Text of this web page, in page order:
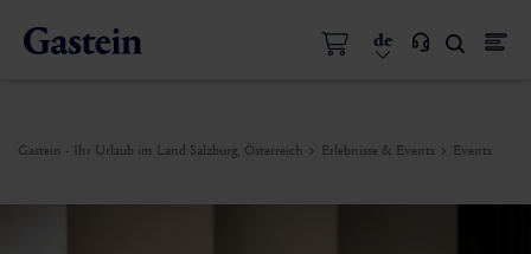
de
Gastein - Ihr Urlaub im Land Salzburg, Österreich Erlebnisse & Events Events